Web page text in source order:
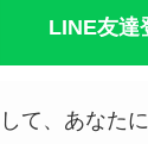
LINE友達
て、あなた